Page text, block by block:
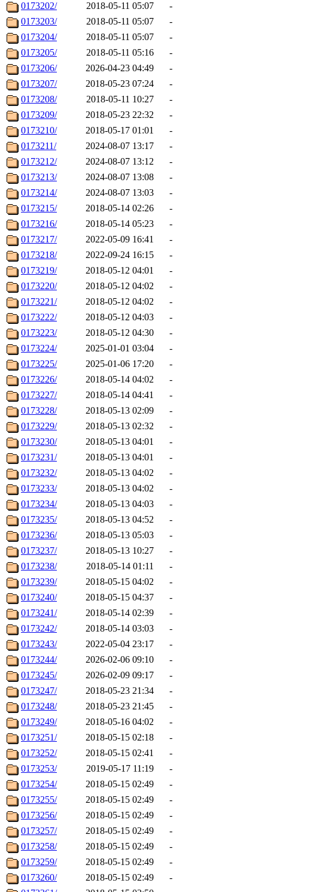
0173202/
2018-05-11 05:07
-
0173203/
2018-05-11 05:07
-
0173204/
2018-05-11 05:07
-
0173205/
2018-05-11 05:16
-
0173206/
2026-04-23 04:49
-
0173207/
2018-05-23 07:24
-
0173208/
2018-05-11 10:27
-
0173209/
2018-05-23 22:32
-
0173210/
2018-05-17 01:01
-
0173211/
2024-08-07 13:17
-
0173212/
2024-08-07 13:12
-
0173213/
2024-08-07 13:08
-
0173214/
2024-08-07 13:03
-
0173215/
2018-05-14 02:26
-
0173216/
2018-05-14 05:23
-
0173217/
2022-05-09 16:41
-
0173218/
2022-09-24 16:15
-
0173219/
2018-05-12 04:01
-
0173220/
2018-05-12 04:02
-
0173221/
2018-05-12 04:02
-
0173222/
2018-05-12 04:03
-
0173223/
2018-05-12 04:30
-
0173224/
2025-01-01 03:04
-
0173225/
2025-01-06 17:20
-
0173226/
2018-05-14 04:02
-
0173227/
2018-05-14 04:41
-
0173228/
2018-05-13 02:09
-
0173229/
2018-05-13 02:32
-
0173230/
2018-05-13 04:01
-
0173231/
2018-05-13 04:01
-
0173232/
2018-05-13 04:02
-
0173233/
2018-05-13 04:02
-
0173234/
2018-05-13 04:03
-
0173235/
2018-05-13 04:52
-
0173236/
2018-05-13 05:03
-
0173237/
2018-05-13 10:27
-
0173238/
2018-05-14 01:11
-
0173239/
2018-05-15 04:02
-
0173240/
2018-05-15 04:37
-
0173241/
2018-05-14 02:39
-
0173242/
2018-05-14 03:03
-
0173243/
2022-05-04 23:17
-
0173244/
2026-02-06 09:10
-
0173245/
2026-02-09 09:17
-
0173247/
2018-05-23 21:34
-
0173248/
2018-05-23 21:45
-
0173249/
2018-05-16 04:02
-
0173251/
2018-05-15 02:18
-
0173252/
2018-05-15 02:41
-
0173253/
2019-05-17 11:19
-
0173254/
2018-05-15 02:49
-
0173255/
2018-05-15 02:49
-
0173256/
2018-05-15 02:49
-
0173257/
2018-05-15 02:49
-
0173258/
2018-05-15 02:49
-
0173259/
2018-05-15 02:49
-
0173260/
2018-05-15 02:49
-